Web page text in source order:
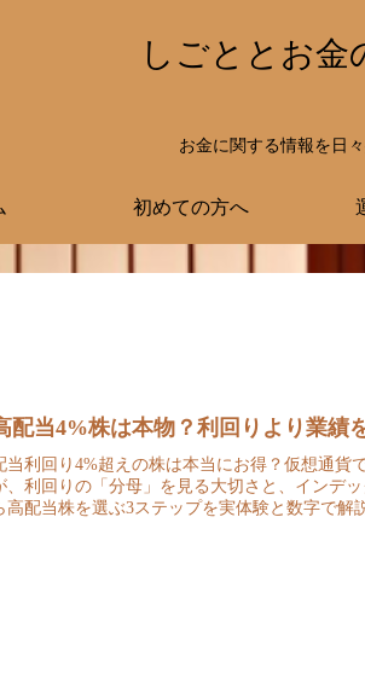
しごととお金
お金に関する情報を日々
初めての方へ
配当4%株は本物？利回りより業績
当利回り4%超えの株は本当にお得？仮想通貨
、利回りの「分母」を見る大切さと、インデ
高配当株を選ぶ3ステップを実体験と数字で解